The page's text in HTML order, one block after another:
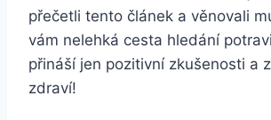
přečetli tento článek a věnovali
vám nelehká cesta hledání
přináší jen pozitivní zkušenosti a
zdraví!